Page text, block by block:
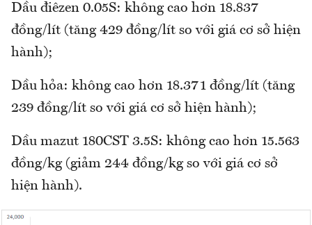
Dầu điêzen 0.05S: không cao hơn 18.837
đồng/lít (tăng 429 đồng/lít so với giá cơ sở hiện
hành);
Dầu hỏa: không cao hơn 18.371 đồng/lít (tăng
239 đồng/lít so với giá cơ sở hiện hành);
Dầu mazut 180CST 3.5S: không cao hơn 15.563
đồng/kg (giảm 244 đồng/kg so với giá cơ sở
hiện hành).